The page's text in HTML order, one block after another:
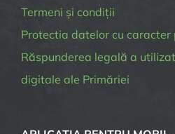
Termeni și condiții
Protectia datelor cu caracter
Răspunderea legală a
digitale ale Primăriei